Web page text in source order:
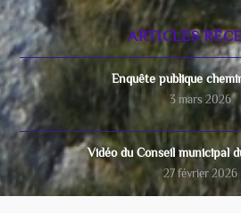
ARTICLES
Enquête publique
3 mars 2026
Vidéo du Conseil municipal
27 février 2026